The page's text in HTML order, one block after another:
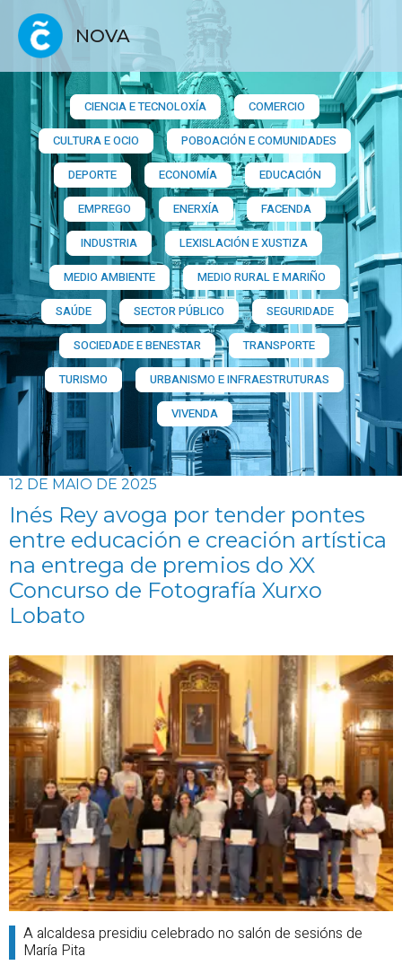
NOVA
CIENCIA E TECNOLOXÍA
COMERCIO
CULTURA E OCIO
POBOACIÓN E COMUNIDADES
DEPORTE
ECONOMÍA
EDUCACIÓN
EMPREGO
ENERXÍA
FACENDA
INDUSTRIA
LEXISLACIÓN E XUSTIZA
MEDIO AMBIENTE
MEDIO RURAL E MARIÑO
SAÚDE
SECTOR PÚBLICO
SEGURIDADE
SOCIEDADE E BENESTAR
TRANSPORTE
TURISMO
URBANISMO E INFRAESTRUTURAS
VIVENDA
12 DE MAIO DE 2025
Inés Rey avoga por tender pontes
entre educación e creación artística
na entrega de premios do XX
Concurso de Fotografía Xurxo
Lobato
A alcaldesa presidiu celebrado no salón de sesións de
María Pita